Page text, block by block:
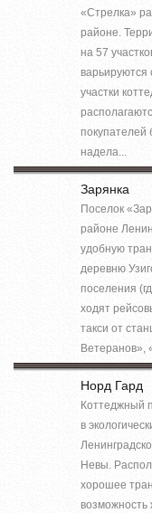
«Стрелка»
районе.
на 57
варьируются
участки
надела...
Зарянка
Поселок
районе
удобную
деревню
поселения
ходят
такси от
Ветеранов»,
Норд Гард
Коттеджный
в
Невы.
хорошее
возможность